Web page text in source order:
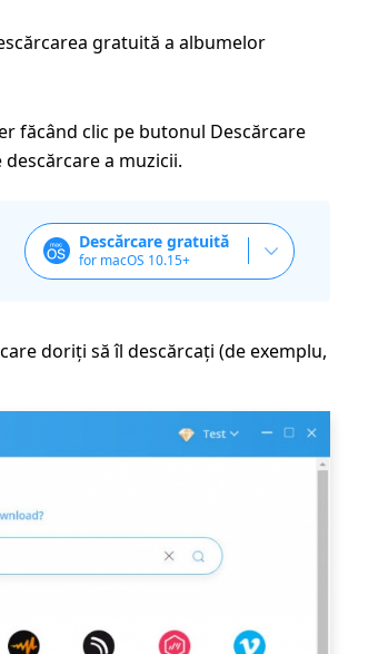
gratuită a albumelor
făcând clic pe butonul Descărcare
a muzicii.
Descărcare gratuită
for macOS 10.15+
doriți să îl descărcați (de exemplu,